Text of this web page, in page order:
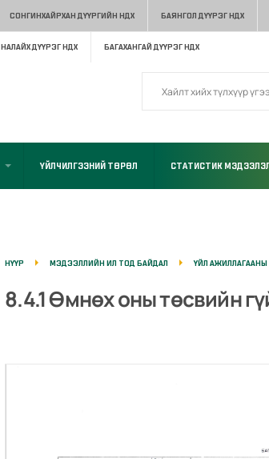
СОНГИНХАЙРХАН ДҮҮРГИЙН НДХ БАЯНГОЛ ДҮҮРЭГ НДХ
НАЛАЙХ ДҮҮРЭГ НДХ БАГАХАНГАЙ ДҮҮРЭГ НДХ
ҮЙЛЧИЛГЭЭНИЙ ТӨРӨЛ СТАТИСТИК
НҮҮР МЭДЭЭЛЛИЙН ИЛ ТОД БАЙДАЛ ҮЙЛ
8.4.1 Өмнөх оны төсвийн